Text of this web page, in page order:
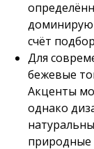
счёт
Для
бежевые
Акценты
однако
природные